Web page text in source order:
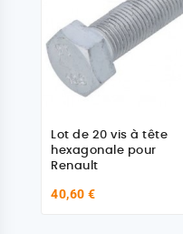
Lot de 20 vis à tête
hexagonale pour
Renault
40,60 €